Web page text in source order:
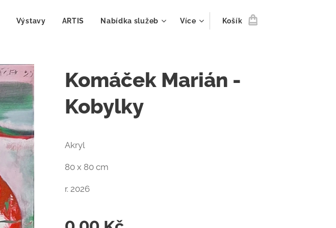
Výstavy ARTIS Nabídka služeb Více Košík
Komáček Marián -
Kobylky
Akryl
80 x 80 cm
r. 2026